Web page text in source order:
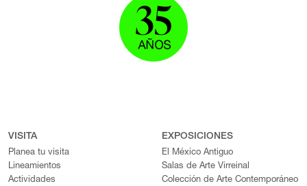
VISITA
Planea tu visita
Lineamientos
Actividades
EXPOSICIONES
El México Antiguo
Salas de Arte Virreinal
Colección de Arte Contemporáneo